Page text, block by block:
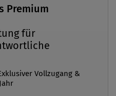
Premium
für
Vollzugang &